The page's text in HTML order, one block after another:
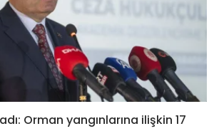
Orman yangınlarına ilişkin 17